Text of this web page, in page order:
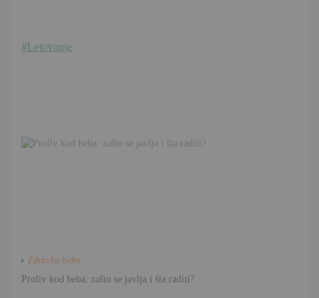
#Letovanje
Zdravlje bebe
Proliv kod beba: zašto se javlja i šta raditi?